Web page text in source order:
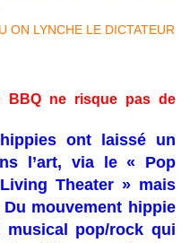
BBQ ne risque pas de
ont laissé un
l’art, via le « Pop
Theater » mais
mouvement hippie
pop/rock qui